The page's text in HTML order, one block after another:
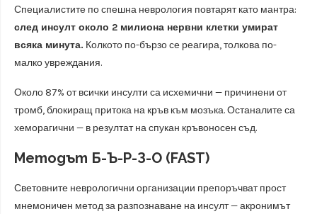
Специалистите по спешна неврология повтарят като мантра:
след инсулт около 2 милиона нервни клетки умират
всяка минута. Колкото по-бързо се реагира, толкова по-
малко увреждания.
Около 87% от всички инсулти са исхемични — причинени от
тромб, блокиращ притока на кръв към мозъка. Останалите са
хеморагични — в резултат на спукан кръвоносен съд.
Методът Б-Ъ-Р-З-О (FAST)
Световните неврологични организации препоръчват прост
мнемоничен метод за разпознаване на инсулт — акронимът